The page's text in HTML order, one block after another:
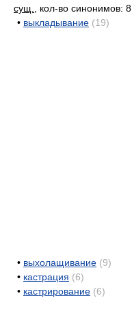
сущ.
, кол-во синонимов: 8
• выкладывание (19)
• выхолащивание (9)
• кастрация (6)
• кастрирование (6)